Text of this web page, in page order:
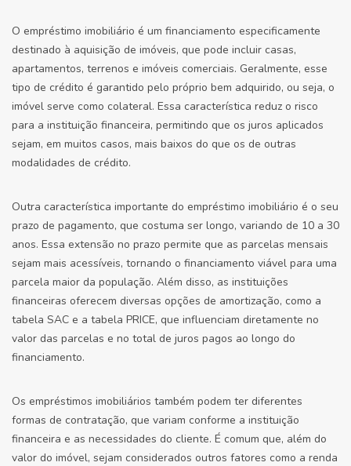
O empréstimo imobiliário é um financiamento especificamente
destinado à aquisição de imóveis, que pode incluir casas,
apartamentos, terrenos e imóveis comerciais. Geralmente, esse
tipo de crédito é garantido pelo próprio bem adquirido, ou seja, o
imóvel serve como colateral. Essa característica reduz o risco
para a instituição financeira, permitindo que os juros aplicados
sejam, em muitos casos, mais baixos do que os de outras
modalidades de crédito.
Outra característica importante do empréstimo imobiliário é o seu
prazo de pagamento, que costuma ser longo, variando de 10 a 30
anos. Essa extensão no prazo permite que as parcelas mensais
sejam mais acessíveis, tornando o financiamento viável para uma
parcela maior da população. Além disso, as instituições
financeiras oferecem diversas opções de amortização, como a
tabela SAC e a tabela PRICE, que influenciam diretamente no
valor das parcelas e no total de juros pagos ao longo do
financiamento.
Os empréstimos imobiliários também podem ter diferentes
formas de contratação, que variam conforme a instituição
financeira e as necessidades do cliente. É comum que, além do
valor do imóvel, sejam considerados outros fatores como a renda